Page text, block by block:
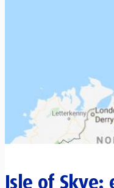
Isle of Skye: